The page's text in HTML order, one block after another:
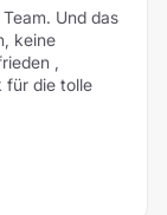
Und das
keine
,
für die tolle